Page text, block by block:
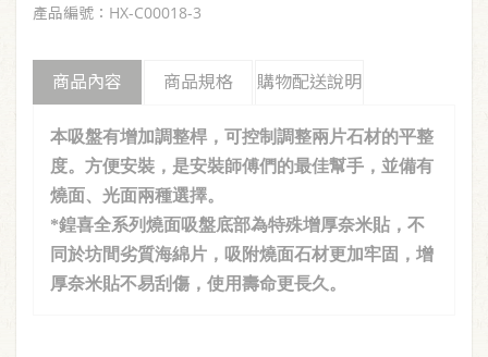
產品編號：HX-C00018-3
商品內容 商品規格 購物配送說明
本吸盤有增加調整桿，可控制調整兩片石材的平整
度。方便安裝，是安裝師傅們的最佳幫手，並備有
燒面、光面兩種選擇。
*鍠喜全系列燒面吸盤底部為特殊增厚奈米貼，不
同於坊間劣質海綿片，吸附燒面石材更加牢固，增
厚奈米貼不易刮傷，使用壽命更長久。